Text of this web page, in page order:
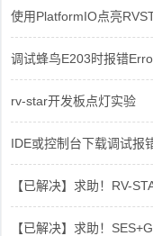
使用PlatformIO点亮
调试蜂鸟E203时报错
rv-star开发板点灯实验
IDE或控制台下载调试报
【已解决】求助！RV-
【已解决】求助！